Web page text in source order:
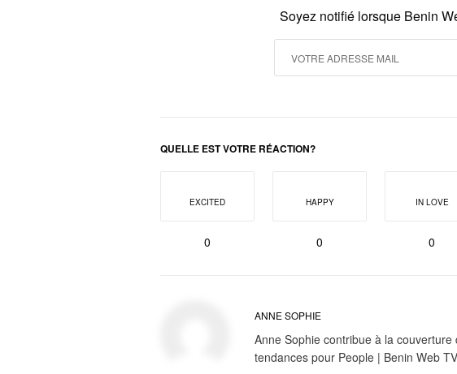
Soyez notifié lorsque Benin
QUELLE EST VOTRE RÉACTION?
EXCITED
0
HAPPY
0
IN LOVE
0
ANNE SOPHIE
Anne Sophie contribue à la
tendances pour People | Benin Web